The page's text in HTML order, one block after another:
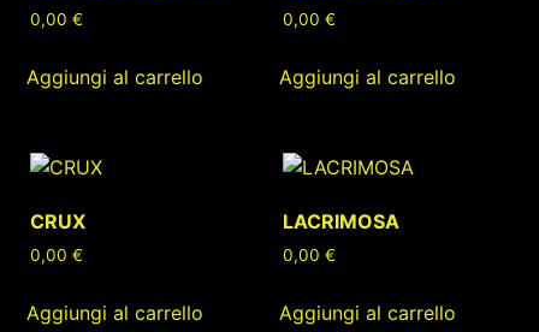
0,00€
Aggiungi al carrello
0,00€
Aggiungi al carrello
CRUX
0,00€
Aggiungi al carrello
LACRIMOSA
0,00€
Aggiungi al carrello